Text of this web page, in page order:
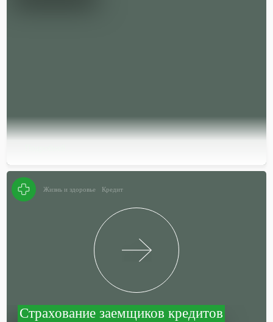
Страхование заемщиков кредитов
Жизнь и здоровье Кредит